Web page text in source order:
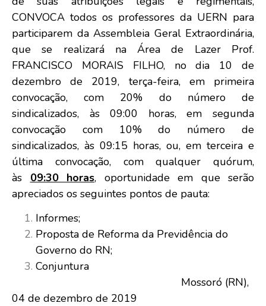
CONVOCA todos os professores da UERN para
participarem da Assembleia Geral Extraordinária,
que se realizará na Área de Lazer Prof.
FRANCISCO MORAIS FILHO, no dia 10 de
dezembro de 2019, terça-feira, em primeira
convocação, com 20% do número de
sindicalizados, às 09:00 horas, em segunda
convocação com 10% do número de
sindicalizados, às 09:15 horas, ou, em terceira e
última convocação, com qualquer quórum,
às 09:30 horas, oportunidade em que serão
apreciados os seguintes pontos de pauta:
Informes;
Proposta de Reforma da Previdência do
Governo do RN;
Conjuntura
Mossoró (RN),
04 de dezembro de 2019